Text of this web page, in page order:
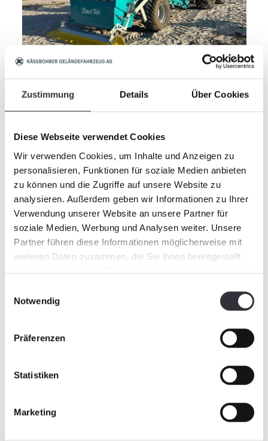
Zustimmung Details Über Cookies
Diese Webseite verwendet Cookies
Wir verwenden Cookies, um Inhalte und Anzeigen zu
personalisieren, Funktionen für soziale Medien anbieten
zu können und die Zugriffe auf unsere Website zu
analysieren. Außerdem geben wir Informationen zu Ihrer
Verwendung unserer Website an unsere Partner für
soziale Medien, Werbung und Analysen weiter. Unsere
Partner führen diese Informationen möglicherweise mit
weiteren Daten zusammen, die Sie ihnen bereitgestellt
haben oder die sie im Rahmen Ihrer Nutzung der Dienste
Notwendig
Präferenzen
Statistiken
Marketing
26.01.2026
Innovation in detail – the new
BeachTech Facelift
Efficient. Sustainable. Ready for the future.
READ MORE
BeachTech BT 2500 in action